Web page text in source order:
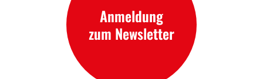
Anmeldung
zum Newsletter